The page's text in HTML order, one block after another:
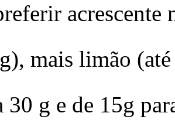
acrescente
mais limão
30 g e de 15g